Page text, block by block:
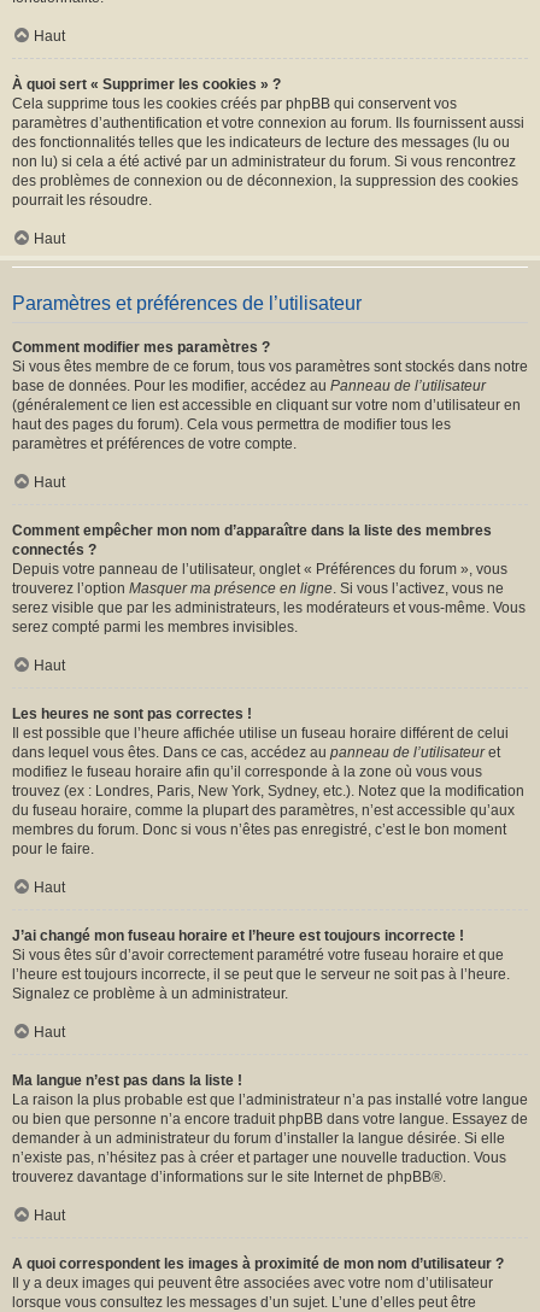
Haut
À quoi sert « Supprimer les cookies » ?
Cela supprime tous les cookies créés par phpBB qui conservent vos
paramètres d’authentification et votre connexion au forum. Ils fournissent aussi
des fonctionnalités telles que les indicateurs de lecture des messages (lu ou
non lu) si cela a été activé par un administrateur du forum. Si vous rencontrez
des problèmes de connexion ou de déconnexion, la suppression des cookies
pourrait les résoudre.
Haut
Paramètres et préférences de l’utilisateur
Comment modifier mes paramètres ?
Si vous êtes membre de ce forum, tous vos paramètres sont stockés dans notre
base de données. Pour les modifier, accédez au Panneau de l’utilisateur
(généralement ce lien est accessible en cliquant sur votre nom d’utilisateur en
haut des pages du forum). Cela vous permettra de modifier tous les
paramètres et préférences de votre compte.
Haut
Comment empêcher mon nom d’apparaître dans la liste des membres
connectés ?
Depuis votre panneau de l’utilisateur, onglet « Préférences du forum », vous
trouverez l’option Masquer ma présence en ligne. Si vous l’activez, vous ne
serez visible que par les administrateurs, les modérateurs et vous-même. Vous
serez compté parmi les membres invisibles.
Haut
Les heures ne sont pas correctes !
Il est possible que l’heure affichée utilise un fuseau horaire différent de celui
dans lequel vous êtes. Dans ce cas, accédez au panneau de l’utilisateuret
modifiez le fuseau horaire afin qu’il corresponde à la zone où vous vous
trouvez (ex : Londres, Paris, New York, Sydney, etc.). Notez que la modification
du fuseau horaire, comme la plupart des paramètres, n’est accessible qu’aux
membres du forum. Donc si vous n’êtes pas enregistré, c’est le bon moment
pour le faire.
Haut
J’ai changé mon fuseau horaire et l’heure est toujours incorrecte !
Si vous êtes sûr d’avoir correctement paramétré votre fuseau horaire et que
l’heure est toujours incorrecte, il se peut que le serveur ne soit pas à l’heure.
Signalez ce problème à un administrateur.
Haut
Ma langue n’est pas dans la liste !
La raison la plus probable est que l’administrateur n’a pas installé votre langue
ou bien que personne n’a encore traduit phpBB dans votre langue. Essayez de
demander à un administrateur du forum d’installer la langue désirée. Si elle
n’existe pas, n’hésitez pas à créer et partager une nouvelle traduction. Vous
trouverez davantage d’informations sur le site Internet de phpBB®.
Haut
A quoi correspondent les images à proximité de mon nom d’utilisateur ?
Il y a deux images qui peuvent être associées avec votre nom d’utilisateur
lorsque vous consultez les messages d’un sujet. L’une d’elles peut être